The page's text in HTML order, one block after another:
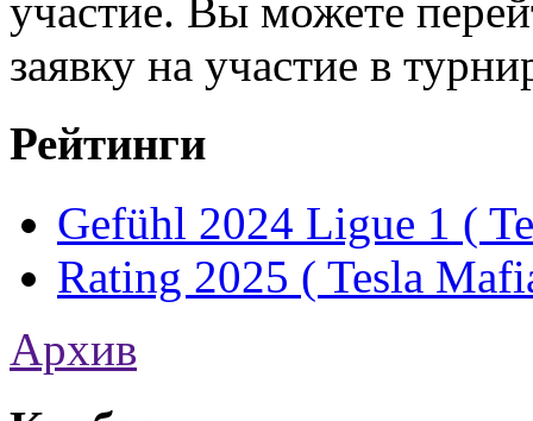
участие. Вы можете
заявку на участие в
Рейтинги
Gefühl 2024 Ligue 1 (
Rating 2025 ( Tesla
Архив